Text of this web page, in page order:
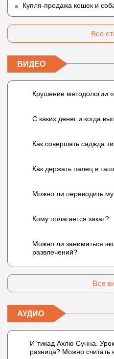
Купля-продажа кошек и
Все
ВИДЕО
Крушение методологии
С каких денег и когда
Как совершать саджда
Как держать палец в
Можно ли переводить
Кому полагается закат?
Можно ли заниматься
развлечений?
Все
АУДИО
И`тикад Ахлю Сунна.
разница? Можно считать